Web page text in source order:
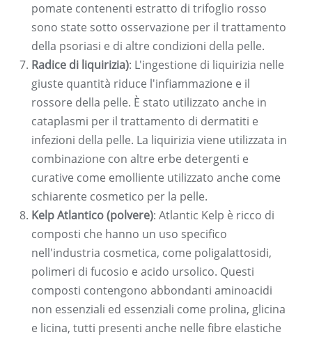
pomate contenenti estratto di trifoglio rosso
sono state sotto osservazione per il trattamento
della psoriasi e di altre condizioni della pelle.
Radice di liquirizia): L'ingestione di liquirizia nelle
giuste quantità riduce l'infiammazione e il
rossore della pelle. È stato utilizzato anche in
cataplasmi per il trattamento di dermatiti e
infezioni della pelle. La liquirizia viene utilizzata in
combinazione con altre erbe detergenti e
curative come emolliente utilizzato anche come
schiarente cosmetico per la pelle.
Kelp Atlantico (polvere): Atlantic Kelp è ricco di
composti che hanno un uso specifico
nell'industria cosmetica, come poligalattosidi,
polimeri di fucosio e acido ursolico. Questi
composti contengono abbondanti aminoacidi
non essenziali ed essenziali come prolina, glicina
e licina, tutti presenti anche nelle fibre elastiche